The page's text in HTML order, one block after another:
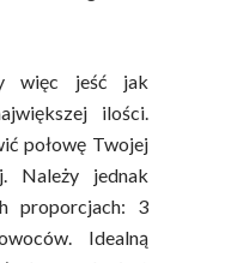
więc jeść jak
ilości.
połowę Twojej
Należy jednak
proporcjach: 3
Idealną